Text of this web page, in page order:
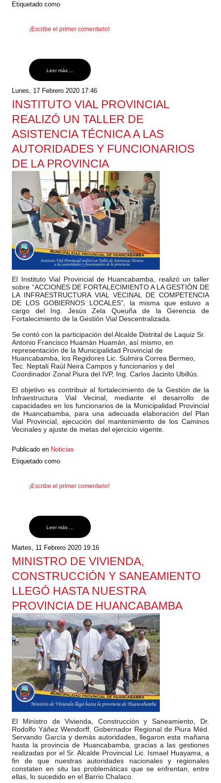
Etiquetado como
¡Escribe el primer comentario!
Leer más ...
Lunes, 17 Febrero 2020 17:46
INSTITUTO VIAL PROVINCIAL
REALIZÓ UN TALLER DE
ASISTENCIA TÉCNICA A LAS
AUTORIDADES Y FUNCIONARIOS
DE LA PROVINCIA
El Instituto Vial Provincial de Huancabamba, realizó un taller
sobre “ACCIONES DE FORTALECIMIENTO A LA GESTIÓN DE
LA INFRAESTRUCTURA VIAL VECINAL DE COMPETENCIA
DE LOS GOBIERNOS LOCALES”, la misma que estuvo a
cargo del Ing. Jesús Zela Queuña de la Gerencia de
Fortalecimiento de la Gestión Vial Descentralizada.
Se contó con la participación del Alcalde Distrital de Laquiz Sr.
Antonio Francisco Huamán Huamán, así mismo, en
representación de la Municipalidad Provincial de
Huancabamba, los Regidores Lic. Sulmira Correa Bermeo,
Tec. Neptalí Raúl Neira Campos y funcionarios y del
Coordinador Zonal Piura del IVP, Ing. Carlos Jacinto Ubillús.
El objetivo es contribuir al fortalecimiento de la Gestión de la
Infraestructura Vial Vecinal, mediante el desarrollo de
capacidades en los funcionarios de la Municipalidad Provincial
de Huancabamba, para una adecuada elaboración del Plan
Vial Provincial, ejecución del mantenimiento de los Caminos
Vecinales y ajuste de metas del ejercicio vigente.
Publicado en Noticias
Etiquetado como
¡Escribe el primer comentario!
Leer más ...
Martes, 11 Febrero 2020 19:16
MINISTRO DE VIVIENDA,
CONSTRUCCIÓN Y SANEAMIENTO
LLEGÓ HASTA NUESTRA
PROVINCIA DE HUANCABAMBA
El Ministro de Vivienda, Construcción y Saneamiento, Dr.
Rodolfo Yáñez Wendorff, Gobernador Regional de Piura Méd.
Servando García y demás autoridades, llegaron esta mañana
hasta la provincia de Huancabamba, gracias a las gestiones
realizadas por el Sr. Alcalde Provincial Lic. Ismael Huayama, a
fin de que nuestras autoridades nacionales y regionales
constaten en situ las problemáticas que se enfrentan, entre
ellas, lo sucedido en el Barrio Chalaco.